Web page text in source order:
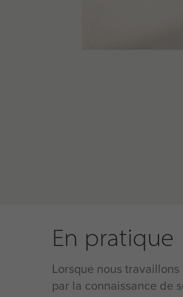
En pratique
Lorsque nous
par la connaissance de